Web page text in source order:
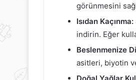
görünmesini
Isıdan Kaçınma:
indirin. Eğer
Beslenmenize
asitleri, biyotin
Doğal Yağlar